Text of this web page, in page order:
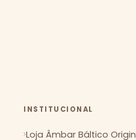
INSTITUCIONAL
Loja Âmbar Báltico